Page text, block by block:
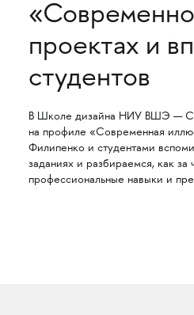
проектах и
студентов
В Школе дизайна НИУ ВШЭ —
на профиле «Современная
Филипенко и студентами
заданиях и разбираемся, как
профессиональные навыки и